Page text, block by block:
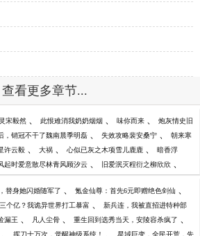
查看更多章节...
宋毅然 、 此恨难消我奶奶烟烟 、 味你而来 、 炮灰情史旧
，销冠不干了魏南晨季明磊 、 失效攻略裴安桑宁 、 朝来寒
许云毅 、 大祸 、 心似已灰之木项雪儿鹿鹿 、 暗香浮
起时爱意散尽林青风顾汐云 、 旧爱泯灭程衍之柳欣欣 、
替身她闪婚随军了 、 氪金仙尊：首先6元即赠绝色剑仙 、
个亿？我诡异世界打工暴富 、 新兵连，我被直招进特种部
漏王 、 凡人尘骨 、 重生回到选秀当天，安陵容杀疯了 、
挥刀十万次，觉醒神级系统！ 星域巨变，全民开荒，先